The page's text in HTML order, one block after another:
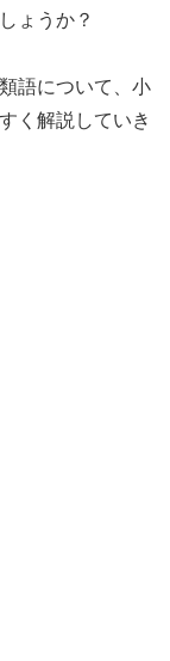
ょうか？
語について、小
く解説していき